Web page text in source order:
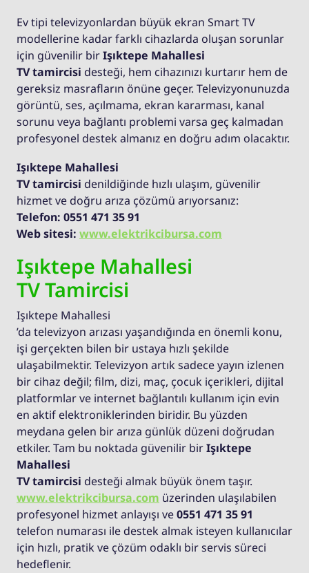
Ev tipi televizyonlardan büyük ekran Smart TV
modellerine kadar farklı cihazlarda oluşan sorunlar
için güvenilir birIşıktepe Mahallesi
TV tamircisi desteği, hem cihazınızı kurtarır hem de
gereksiz masrafların önüne geçer. Televizyonunuzda
görüntü, ses, açılmama, ekran kararması, kanal
sorunu veya bağlantı problemi varsa geç kalmadan
profesyonel destek almanız en doğru adım olacaktır.
Işıktepe Mahallesi
TV tamircisi denildiğinde hızlı ulaşım, güvenilir
hizmet ve doğru arıza çözümü arıyorsanız:
Telefon: 0551 471 35 91
Web sitesi: www.elektrikcibursa.com
Işıktepe Mahallesi
TV Tamircisi
Işıktepe Mahallesi
’da televizyon arızası yaşandığında en önemli konu,
işi gerçekten bilen bir ustaya hızlı şekilde
ulaşabilmektir. Televizyon artık sadece yayın izlenen
bir cihaz değil; film, dizi, maç, çocuk içerikleri, dijital
platformlar ve internet bağlantılı kullanım için evin
en aktif elektroniklerinden biridir. Bu yüzden
meydana gelen bir arıza günlük düzeni doğrudan
etkiler. Tam bu noktada güvenilir birIşıktepe
Mahallesi
TV tamircisi desteği almak büyük önem taşır.
www.elektrikcibursa.com üzerinden ulaşılabilen
profesyonel hizmet anlayışı ve0551 471 35 91
telefon numarası ile destek almak isteyen kullanıcılar
için hızlı, pratik ve çözüm odaklı bir servis süreci
hedeflenir.